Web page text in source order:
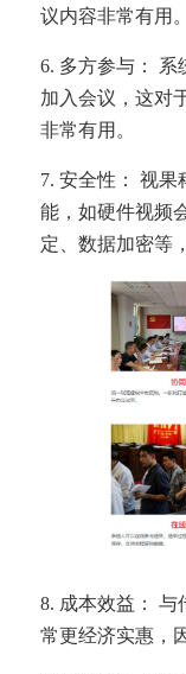
议内容非常有用。
6. 多方参与： 系
加入会议，这对
非常有用。
7. 安全性： 视
能，如硬件视频
定、数据加密等
8. 成本效益： 与
常更经济实惠，